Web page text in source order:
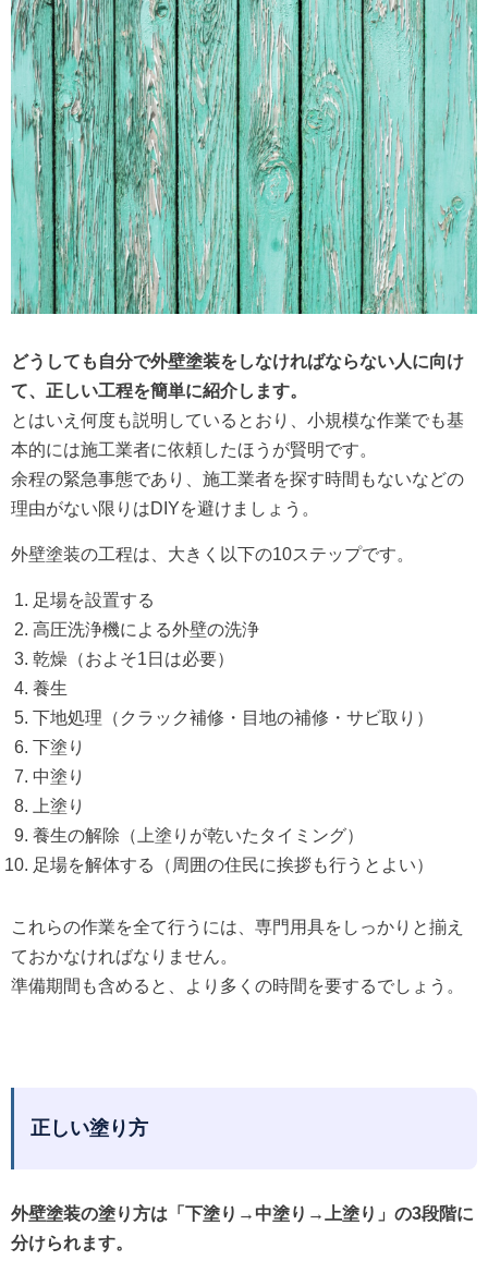
どうしても自分で外壁塗装をしなければならない人に向け
て、正しい工程を簡単に紹介します。
とはいえ何度も説明しているとおり、小規模な作業でも基
本的には施工業者に依頼したほうが賢明です。
余程の緊急事態であり、施工業者を探す時間もないなどの
理由がない限りはDIYを避けましょう。
外壁塗装の工程は、大きく以下の10ステップです。
足場を設置する
高圧洗浄機による外壁の洗浄
乾燥（およそ1日は必要）
養生
下地処理（クラック補修・目地の補修・サビ取り）
下塗り
中塗り
上塗り
養生の解除（上塗りが乾いたタイミング）
足場を解体する（周囲の住民に挨拶も行うとよい）
これらの作業を全て行うには、専門用具をしっかりと揃え
ておかなければなりません。
準備期間も含めると、より多くの時間を要するでしょう。
正しい塗り方
外壁塗装の塗り方は「下塗り→中塗り→上塗り」の3段階に
分けられます。